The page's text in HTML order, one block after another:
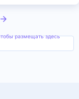
размещать здесь